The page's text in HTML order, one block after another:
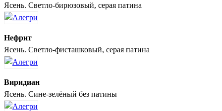
Ясень. Светло-бирюзовый, серая патина
Нефрит
Ясень. Светло-фисташковый, серая патина
Виридиан
Ясень. Сине-зелёный без патины